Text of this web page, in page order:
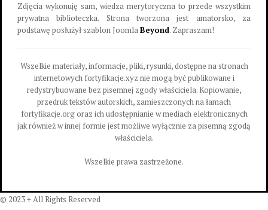
Zdjęcia wykonuję sam, wiedza merytoryczna to przede wszystkim
prywatna biblioteczka. Strona tworzona jest amatorsko, za
podstawę posłużył szablon JoomlaBeyond. Zapraszam!
Wszelkie materiały, informacje, pliki, rysunki, dostępne na stronach
internetowych fortyfikacje.xyz nie mogą być publikowane i
redystrybuowane bez pisemnej zgody właściciela. Kopiowanie,
przedruk tekstów autorskich, zamieszczonych na łamach
fortyfikacje.org oraz ich udostępnianie w mediach elektronicznych
jak również w innej formie jest możliwe wyłącznie za pisemną zgodą
właściciela.
Wszelkie prawa zastrzeżone.
© 2023 + All Rights Reserved